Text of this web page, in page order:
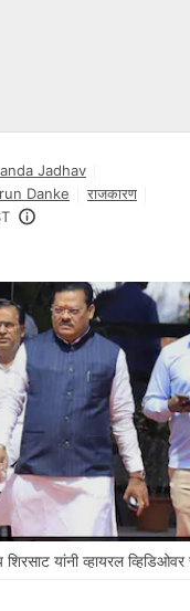
Jadhav
Danke
राजकारण
यांनी व्हायरल